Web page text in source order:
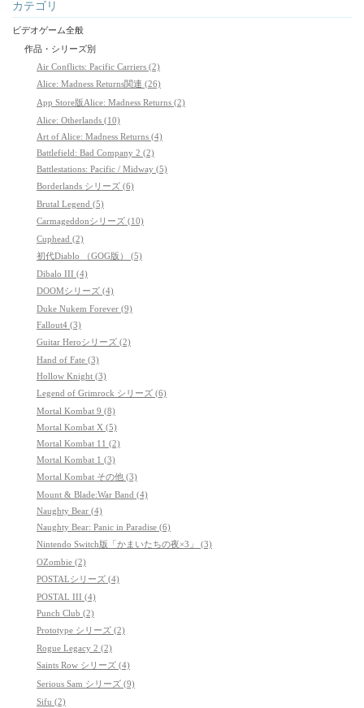
カテゴリ
ビデオゲーム全般
作品・シリーズ別
Air Conflicts: Pacific Carriers (2)
Alice: Madness Returns関連 (26)
App Store版Alice: Madness Returns (2)
Alice: Otherlands (10)
Art of Alice: Madness Returns (4)
Battlefield: Bad Company 2 (2)
Battlestations: Pacific / Midway (5)
Borderlands シリーズ (6)
Brutal Legend (5)
Carmageddonシリーズ (10)
Cuphead (2)
初代Diablo （GOG版） (5)
Dibalo III (4)
DOOMシリーズ (4)
Duke Nukem Forever (9)
Fallout4 (3)
Guitar Heroシリーズ (2)
Hand of Fate (3)
Hollow Knight (3)
Legend of Grimrock シリーズ (6)
Mortal Kombat 9 (8)
Mortal Kombat X (5)
Mortal Kombat 11 (2)
Mortal Kombat 1 (3)
Mortal Kombat その他 (3)
Mount & Blade:War Band (4)
Naughty Bear (4)
Naughty Bear: Panic in Paradise (6)
Nintendo Switch版「かまいたちの夜×3」 (3)
OZombie (2)
POSTALシリーズ (4)
POSTAL III (4)
Punch Club (2)
Prototype シリーズ (2)
Rogue Legacy 2 (2)
Saints Row シリーズ (4)
Serious Sam シリーズ (9)
Sifu (2)